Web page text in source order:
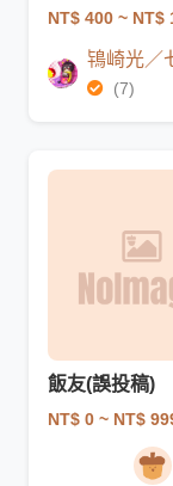
NT$ 400 ~ NT$
鴇崎光／
(7)
飯友(誤投稿)
NT$ 0 ~ NT$